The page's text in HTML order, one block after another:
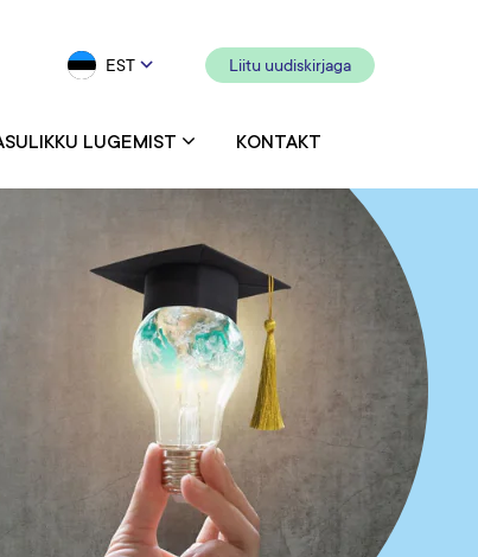
EST Liitu uudiskirjaga
LUGEMIST KONTAKT